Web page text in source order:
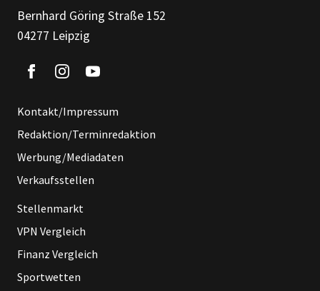
Bernhard Göring Straße 152
04277 Leipzig
Kontakt/Impressum
Redaktion/Terminredaktion
Werbung/Mediadaten
Verkaufsstellen
Stellenmarkt
VPN Vergleich
Finanz Vergleich
Sportwetten